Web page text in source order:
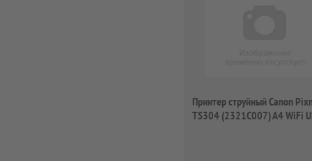
Принтер струйный Canon
TS304 (2321C007) A4 WiFi